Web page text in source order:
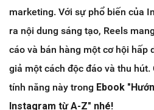
marketing. Với sự phổ biến của
ra nội dung sáng tạo, Reels
cáo và bán hàng một cơ hội hấp
giả một cách độc đáo và thu
tính năng này trong Ebook
Instagram từ A-Z" nhé!